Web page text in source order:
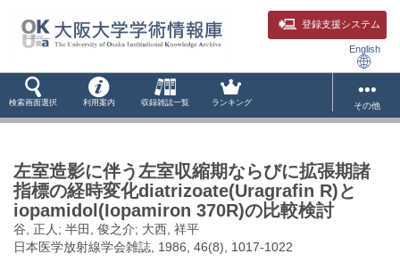
登録支援システム
English
検索画面選択 利用案内 収録雑誌一覧 ランキング その他
左室造影に伴う左室収縮期ならびに拡張期諸
指標の経時変化diatrizoate(Uragrafin R)と
iopamidol(Iopamiron 370R)の比較検討
谷, 正人; 半田, 俊之介; 大西, 祥平
日本医学放射線学会雑誌, 1986, 46(8), 1017-1022